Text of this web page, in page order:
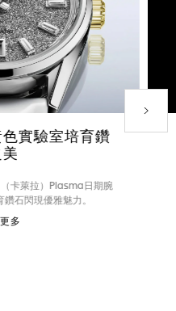
下一款
實驗室培育鑽
卡萊拉）Plasma日期腕
石閃現優雅魅力。
多